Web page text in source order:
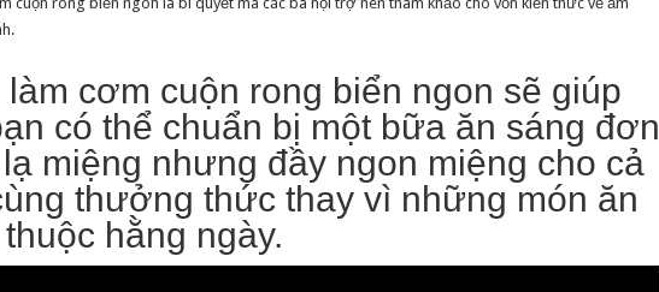
làm cơm cuộn rong biển ngon sẽ giúp
có thể chuẩn bị một bữa ăn sáng đơn
miệng nhưng đầy ngon miệng cho cả
thưởng thức thay vì những món ăn
hằng ngày.